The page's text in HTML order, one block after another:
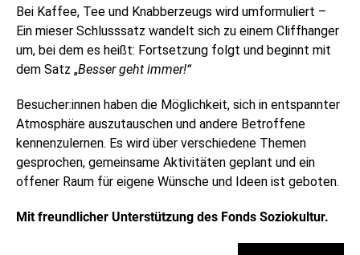
Bei Kaffee, Tee und Knabberzeugs wird umformuliert –
Ein mieser Schlusssatz wandelt sich zu einem Cliffhanger
um, bei dem es heißt: Fortsetzung folgt und beginnt mit
dem Satz „Besser geht immer!“
Besucher:innen haben die Möglichkeit, sich in entspannter
Atmosphäre auszutauschen und andere Betroffene
kennenzulernen. Es wird über verschiedene Themen
gesprochen, gemeinsame Aktivitäten geplant und ein
offener Raum für eigene Wünsche und Ideen ist geboten.
Mit freundlicher Unterstützung des Fonds Soziokultur.